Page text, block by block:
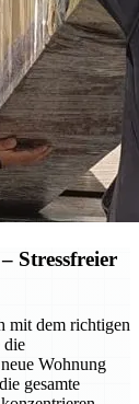
Stressfreier
mit dem richtigen
die
Wohnung
gesamte